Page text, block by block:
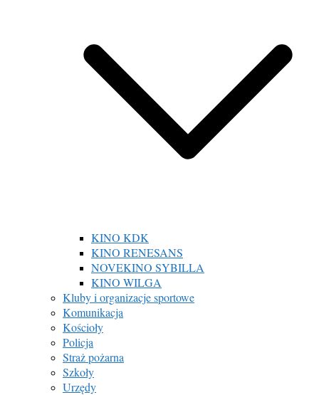
KINO KDK
KINO RENESANS
NOVEKINO SYBILLA
KINO WILGA
Kluby i organizacje sportowe
Komunikacja
Kościoły
Policja
Straż pożarna
Szkoły
Urzędy